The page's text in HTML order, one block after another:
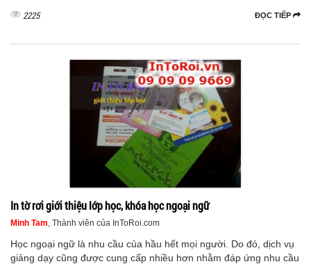
ĐỌC TIẾP
2225
In tờ rơi giới thiệu lớp học, khóa học ngoại ngữ
Minh Tam , Thành viên của InToRoi.com
Học ngoại ngữ là nhu cầu của hầu hết mọi người. Do đó, dịch vụ
giảng dạy cũng được cung cấp nhiều hơn nhằm đáp ứng nhu cầu